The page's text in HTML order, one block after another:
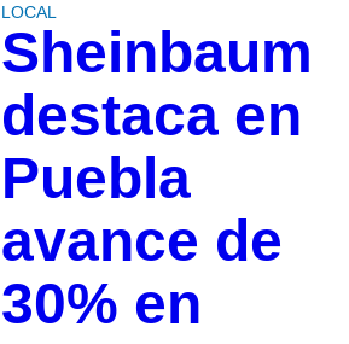
LOCAL
Sheinbaum
destaca en
Puebla
avance de
30% en